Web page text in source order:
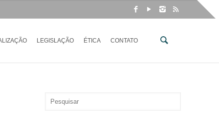
LEGISLAÇÃO ÉTICA CONTATO